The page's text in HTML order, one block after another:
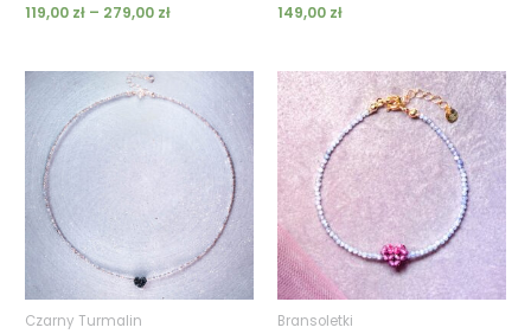
119,00 zł – 279,00 zł 149,00 zł
Czarny Turmalin
cen:
od
189,00 zł
239,00 zł
Bransoletki